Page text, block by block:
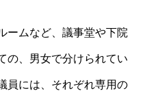
ームなど、議事堂や下院
の、男女で分けられてい
員には、それぞれ専用の